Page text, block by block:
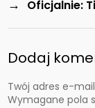
→ Oficjalnie:
Dodaj
Twój adres e-
Wymagane pola